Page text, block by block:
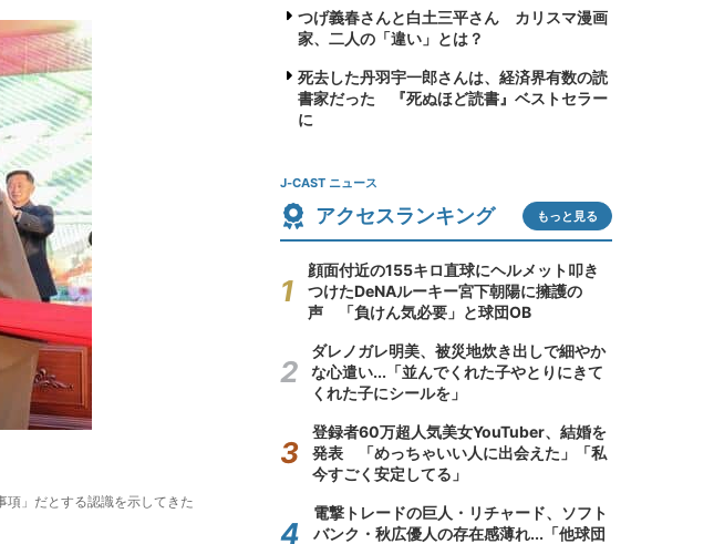
項」だとする認識を示してきた
つげ義春さんと白土三平さん カリスマ漫画
家、二人の「違い」とは？
死去した丹羽宇一郎さんは、経済界有数の読
書家だった 『死ぬほど読書』ベストセラー
に
J-CAST ニュース
アクセスランキング もっと見る
顔面付近の155キロ直球にヘルメット叩き
つけたDeNAルーキー宮下朝陽に擁護の
声 「負けん気必要」と球団OB
ダレノガレ明美、被災地炊き出しで細やか
な心遣い...「並んでくれた子やとりにきて
くれた子にシールを」
登録者60万超人気美女YouTuber、結婚を
発表 「めっちゃいい人に出会えた」「私
今すごく安定してる」
電撃トレードの巨人・リチャード、ソフト
バンク・秋広優人の存在感薄れ...「他球団